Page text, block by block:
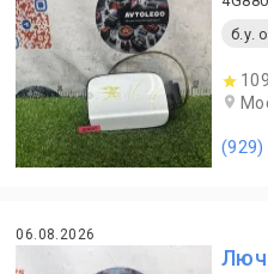
б.у.
109
(929)
06.08.2026